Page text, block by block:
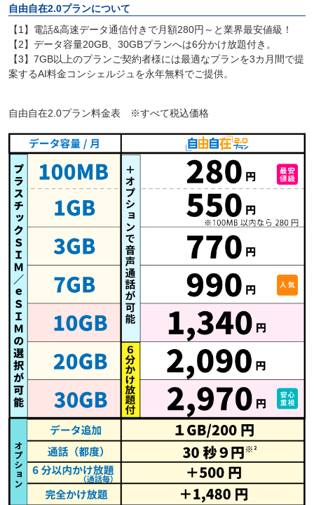
自由自在2.0プランについて
【1】電話&高速データ通信付きで月額280円～と業界最安値級！
【2】データ容量20GB、30GBプランへは6分かけ放題付き。
【3】7GB以上のプランご契約者様には最適なプランを3カ月間で提
案するAI料金コンシェルジュを永年無料でご提供。
自由自在2.0プラン料金表 ※すべて税込価格